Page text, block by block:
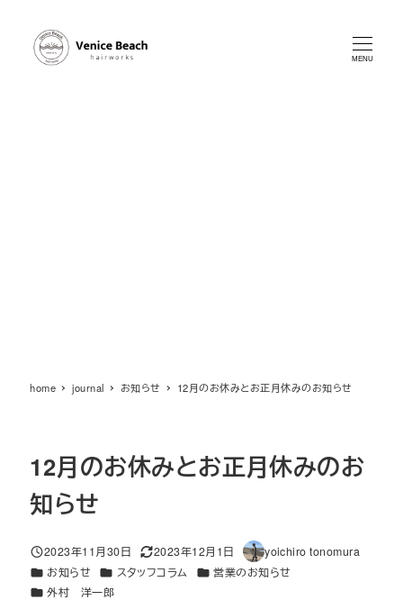
MENU
home journal お知らせ 12月のお休みとお正月休みのお知らせ
12月のお休みとお正月休みのお
知らせ
投稿日
2023年11月30日
更新日
2023年12月1日
著
者
yoichiro tonomura
カテゴリー
お知らせ カテゴリー
スタッフコラム カテゴリー
営業のお知らせ
カテゴリー
外村 洋一郎